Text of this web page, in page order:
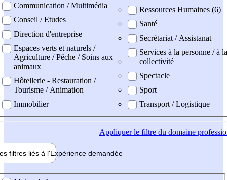
Communication / Multimédia
Conseil / Etudes
Direction d'entreprise
Espaces verts et naturels /
Agriculture / Pêche / Soins aux
animaux
Hôtellerie - Restauration /
Tourisme / Animation
Immobilier
Ressources Humaines (6)
Santé
Secrétariat / Assistanat
Services à la personne / à la
collectivité
Spectacle
Sport
Transport / Logistique
Appliquerle filtre du domaine
filtres liés à l'Expérience demandée